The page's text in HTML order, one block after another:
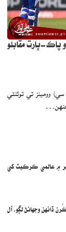
پاڪ-ڀارت مقابلو
وومينز ٽي ٽوئنٽي
25 ورهين جي عمر ۾ عالمي ڪرڪيٽ کي
ڏانهن وجهائڻ لڳو، آل